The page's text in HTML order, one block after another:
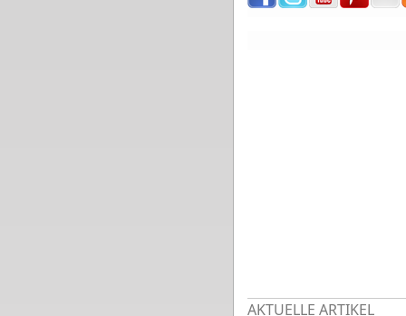
AKTUELLE ARTIKEL